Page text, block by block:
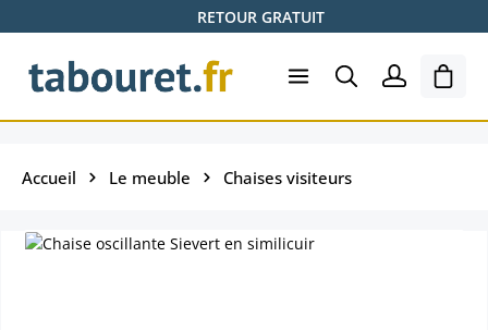
Passer au contenu principalRETOUR GRATUIT
Le
Accueil Le meuble Chaises visiteurs